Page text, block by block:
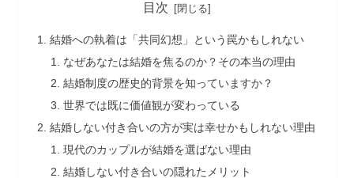
目次
結婚への執着は「共同幻想」という罠かもしれない
なぜあなたは結婚を焦るのか？その本当の理由
結婚制度の歴史的背景を知っていますか？
世界では既に価値観が変わっている
結婚しない付き合いの方が実は幸せかもしれない理由
現代のカップルが結婚を選ばない理由
結婚しない付き合いの隠れたメリット